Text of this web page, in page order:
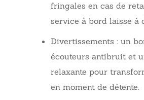
fringales en cas de
service à bord laisse à
Divertissements : un
écouteurs antibruit et
relaxante pour
en moment de détente.